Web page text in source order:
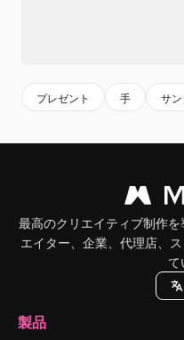
プレゼント 手 サ
最高のクリエイティブ制作
エイター、企業、代理店、
て
製品